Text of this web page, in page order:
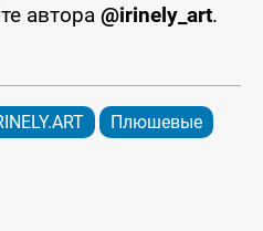
автора @irinely_art.
Плюшевые